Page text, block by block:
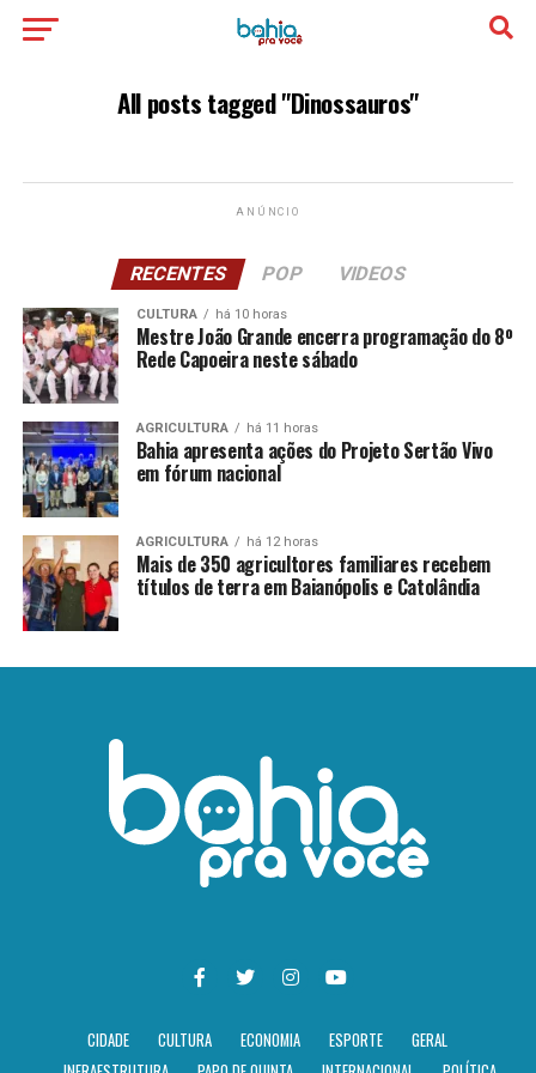
All posts tagged "Dinossauros"
ANÚNCIO
RECENTES POP VIDEOS
CULTURA há 10 horas
Mestre João Grande encerra programação do 8º
Rede Capoeira neste sábado
AGRICULTURA há 11 horas
Bahia apresenta ações do Projeto Sertão Vivo
em fórum nacional
AGRICULTURA há 12 horas
Mais de 350 agricultores familiares recebem
títulos de terra em Baianópolis e Catolândia
CIDADE CULTURA ECONOMIA ESPORTE
GERAL